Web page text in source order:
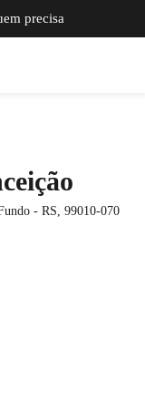
precisa
- RS, 99010-070